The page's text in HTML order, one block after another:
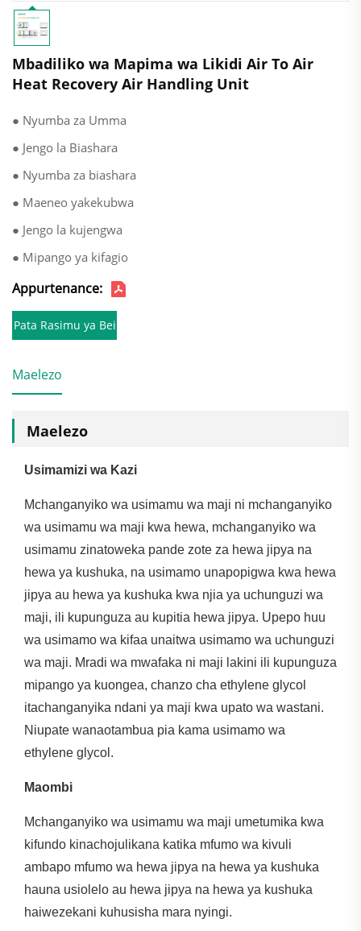
Mbadiliko wa Mapima wa Likidi Air To Air
Heat Recovery Air Handling Unit
● Nyumba za Umma
● Jengo la Biashara
● Nyumba za biashara
● Maeneo yakekubwa
● Jengo la kujengwa
● Mipango ya kifagio
Appurtenance:
Pata Rasimu ya Bei
Maelezo
Maelezo
Usimamizi wa Kazi
Mchanganyiko wa usimamu wa maji ni mchanganyiko
wa usimamu wa maji kwa hewa, mchanganyiko wa
usimamu zinatoweka pande zote za hewa jipya na
hewa ya kushuka, na usimamo unapopigwa kwa hewa
jipya au hewa ya kushuka kwa njia ya uchunguzi wa
maji, ili kupunguza au kupitia hewa jipya. Upepo huu
wa usimamo wa kifaa unaitwa usimamo wa uchunguzi
wa maji. Mradi wa mwafaka ni maji lakini ili kupunguza
mipango ya kuongea, chanzo cha ethylene glycol
itachanganyika ndani ya maji kwa upato wa wastani.
Niupate wanaotambua pia kama usimamo wa
ethylene glycol.
Maombi
Mchanganyiko wa usimamu wa maji umetumika kwa
kifundo kinachojulikana katika mfumo wa kivuli
ambapo mfumo wa hewa jipya na hewa ya kushuka
hauna usiolelo au hewa jipya na hewa ya kushuka
haiwezekani kuhusisha mara nyingi.